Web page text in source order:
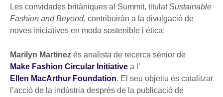
Les convidades britàniques al Summit, titulatSustainable
Fashion and Beyond, contribuiràn a la divulgació de
noves iniciatives en moda sostenible i ética:
Marilyn Martinez és analista de recerca sènior de
Make Fashion Circular Initiative a l’
Ellen MacArthur Foundation. El seu objetiu és catalitzar
l’acció de la indústria després de la publicació de